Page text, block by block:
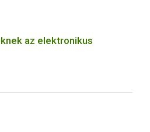
az elektronikus